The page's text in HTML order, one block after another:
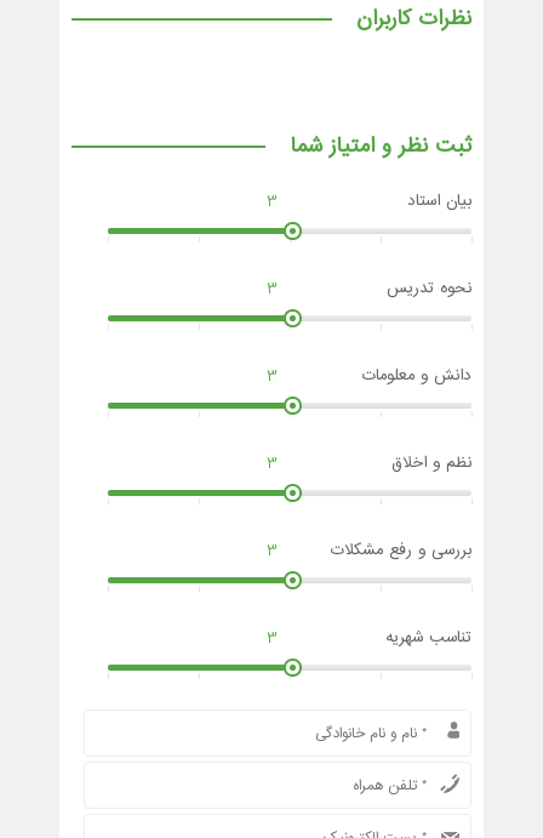
نظرات کاربران
ثبت نظر و امتیاز شما
بیان استاد 3
نحوه تدریس 3
دانش و معلومات 3
نظم و اخلاق 3
بررسی و رفع مشکلات 3
تناسب شهریه 3